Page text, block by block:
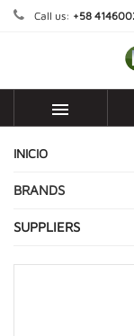
Call us: +58

INICIO
BRANDS
SUPPLIERS